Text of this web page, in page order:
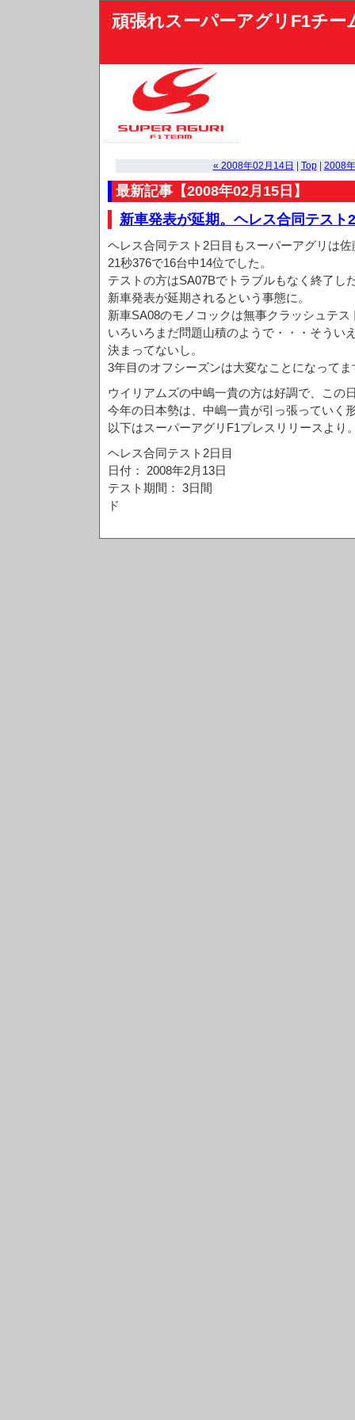
頑張れスーパーアグリF1チー
« 2008年02月14日 Top| 2008
最新記事【2008年02月15日】
新車発表が延期。ヘレス合同テスト
ヘレス合同テスト2日目もスーパーアグリは
21秒376で16台中14位でした。
テストの方はSA07Bでトラブルもなく終了し
新車発表が延期されるという事態に。
新車SA08のモノコックは無事クラッシュテ
いろいろまだ問題山積のようで・・・そうい
決まってないし。
3年目のオフシーズンは大変なことになってま
ウイリアムズの中嶋一貴の方は好調で、この
今年の日本勢は、中嶋一貴が引っ張っていく
以下はスーパーアグリF1プレスリリースより
ヘレス合同テスト2日目
日付： 2008年2月13日
テスト期間： 3日間
ド